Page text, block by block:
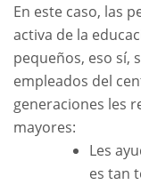
En este caso, las
activa de la
pequeños, eso sí,
empleados del
generaciones les
mayores:
Les
es tan